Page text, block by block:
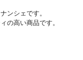
ンシェです。
の高い商品です。